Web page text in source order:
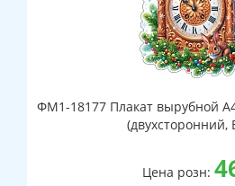
ФМ1-18177 Плакат вырубной
(двухсторонний,
Цена розн: